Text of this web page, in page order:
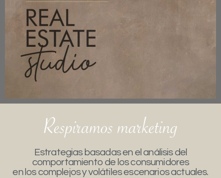
Estrategias basadas en el análisis del
comportamiento de los consumidores
en los complejos y volátiles escenarios actuales.